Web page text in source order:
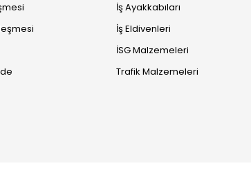
İş Ayakkabıları
İş Eldivenleri
İSG Malzemeleri
Trafik Malzemeleri